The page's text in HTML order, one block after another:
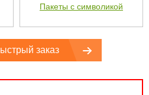
Пакеты с символикой
заказ